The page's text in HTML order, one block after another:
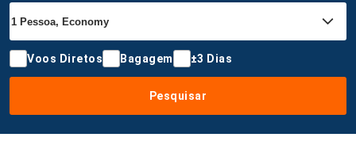
Voos Diretos Bagagem ±3 Dias
Pesquisar